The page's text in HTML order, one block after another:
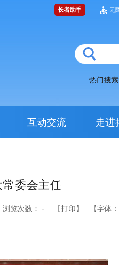
长者助手 无
热门搜索
互动交流 走进
委会主任
浏览次数： - 【打印】 【字体：